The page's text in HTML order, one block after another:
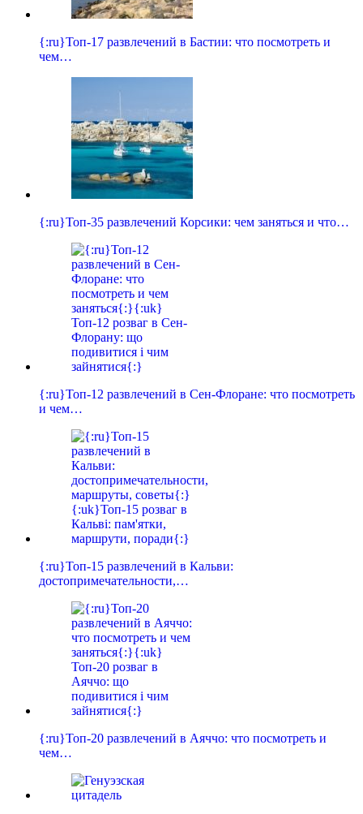
{:ru}Топ-17 развлечений в Бастии: что посмотреть и
чем…
{:ru}Топ-35 развлечений Корсики: чем заняться и что…
{:ru}Топ-12 развлечений в Сен-Флоране: что посмотреть
и чем…
{:ru}Топ-15 развлечений в Кальви:
достопримечательности,…
{:ru}Топ-20 развлечений в Аяччо: что посмотреть и
чем…